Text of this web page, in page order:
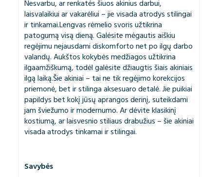
Nesvarbu, ar renkatės šiuos akinius darbui,
laisvalaikiui ar vakarėliui – jie visada atrodys stilingai
ir tinkamai.Lengvas rėmelio svoris užtikrina
patogumą visą dieną. Galėsite mėgautis aiškiu
regėjimu nejausdami diskomforto net po ilgų darbo
valandų. Aukštos kokybės medžiagos užtikrina
ilgaamžiškumą, todėl galėsite džiaugtis šiais akiniais
ilgą laiką.Šie akiniai – tai ne tik regėjimo korekcijos
priemonė, bet ir stilinga aksesuaro detalė. Jie puikiai
papildys bet kokį jūsų aprangos derinį, suteikdami
jam šviežumo ir modernumo. Ar dėvite klasikinį
kostiumą, ar laisvesnio stiliaus drabužius – šie akiniai
visada atrodys tinkamai ir stilingai.
Savybės